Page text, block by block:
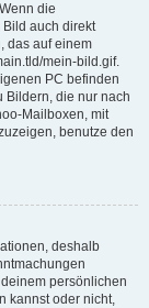
die
auch direkt
das auf einem
mein-bild.gif.
PC befinden
Bildern, die nur nach
Mailboxen, mit
benutze den
deshalb
persönlichen
kannst oder nicht,